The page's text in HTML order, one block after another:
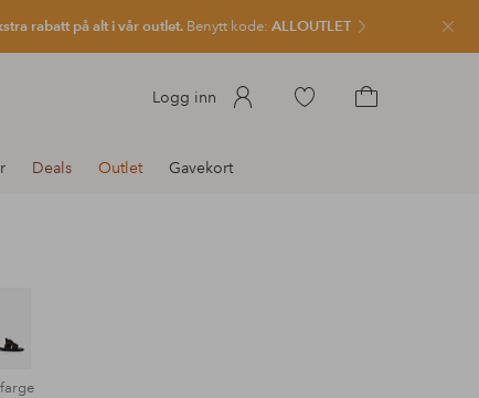
rabatt på alt i vår outlet. Benytt kode: ALLOUTLET Lukk
Logg inn
Gå
Deals Outlet Gavekort